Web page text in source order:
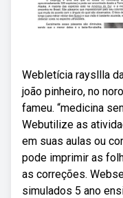
Webletícia raysllla
joão pinheiro, no
fameu. “medicina
Webutilize as
em suas aulas ou
pode imprimir as
as correções.
simulados 5 ano